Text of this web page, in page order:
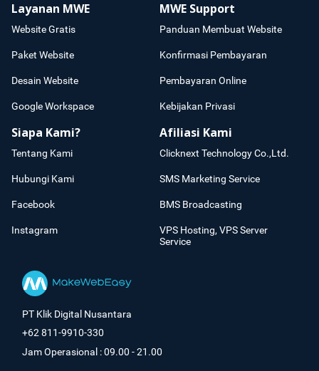
Layanan MWE
Website Gratis
Paket Website
Desain Website
Google Workspace
MWE Support
Panduan Membuat Website
Konfirmasi Pembayaran
Pembayaran Online
Kebijakan Privasi
Siapa Kami?
Tentang Kami
Hubungi Kami
Facebook
Instagram
Afiliasi Kami
Clicknext Technology Co.,Ltd.
SMS Marketing Service
BMS Broadcasting
VPS Hosting, VPS Server
Service
PT Klik Digital Nusantara
+62 811-9910-330
Jam Operasional : 09.00 - 21.00